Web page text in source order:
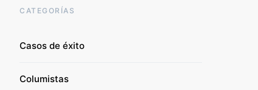
CATEGORÍAS
Casos de éxito
Columistas